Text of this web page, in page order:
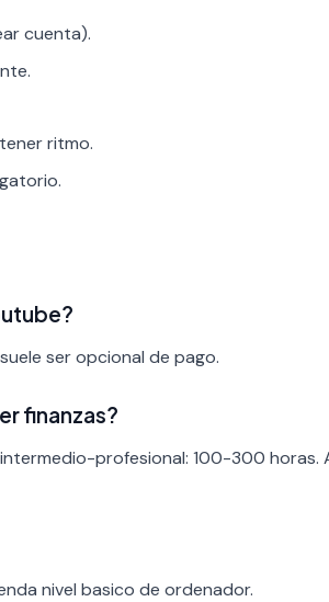
cuenta).
ritmo.
ser opcional de pago.
finanzas?
profesional: 100-300 horas.
nivel basico de ordenador.